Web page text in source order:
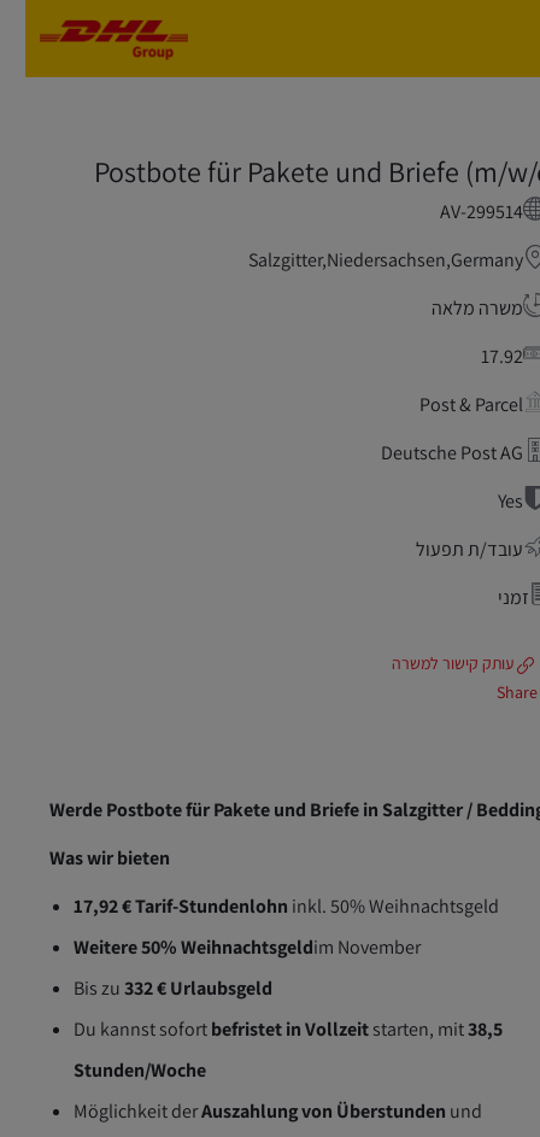
Postbote für Pakete und Briefe (m/
AV-299514
Salzgitter,Niedersachsen,Germany
משרה מלאה
17.92
Post & Parcel
Deutsche Post AG
Yes
עובד/ת תפעול
זמני
עותק קישור למשרה
Share
Werde Postbote für Pakete und Briefe in Salzgitter /
Was wir bieten
17,92 € Tarif-Stundenlohn inkl. 50% Weihnachtsgeld
Weitere 50% Weihnachtsgeldim November
Bis zu332 € Urlaubsgeld
Du kannst sofortbefristet in Vollzeitstarten, mit38,5
Stunden/Woche
Möglichkeit derAuszahlung von Überstunden und